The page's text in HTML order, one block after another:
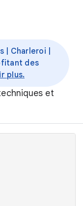
| Charleroi |
des
plus.
et